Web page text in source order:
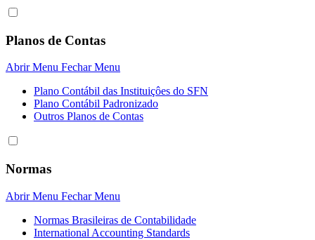
Planos de Contas
Abrir Menu Fechar Menu
Plano Contábil das Instituiçôes do SFN
Plano Contábil Padronizado
Outros Planos de Contas
Normas
Abrir Menu Fechar Menu
Normas Brasileiras de Contabilidade
International Accounting Standards